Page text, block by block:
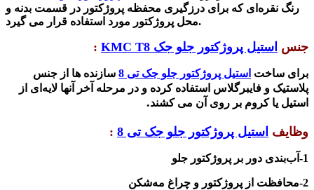
رنگ نقره‌‌ای که برای درزگیری محفظه پروژکتور در قسمت بدنه و
محل پروژکتور مورد استفاده قرار می گیرد.
جنس استیل پروژکتور جلو جک :
برای ساخت استیل پروژکتور جلو جک تی 8
سازنده ها از جنس
پلاستیک و فایبرگلاس استفاده کرده و در مرحله آخر آنها لایه‌ای از
استیل یا کروم بر روی آن می کشند.
وظایف استیل پروژکتور جلو جک تی 8 :
1-آب‌بندی دور بر پروژکتور جلو
2-محافظت از پروژکتور و چراغ مه‌شکن